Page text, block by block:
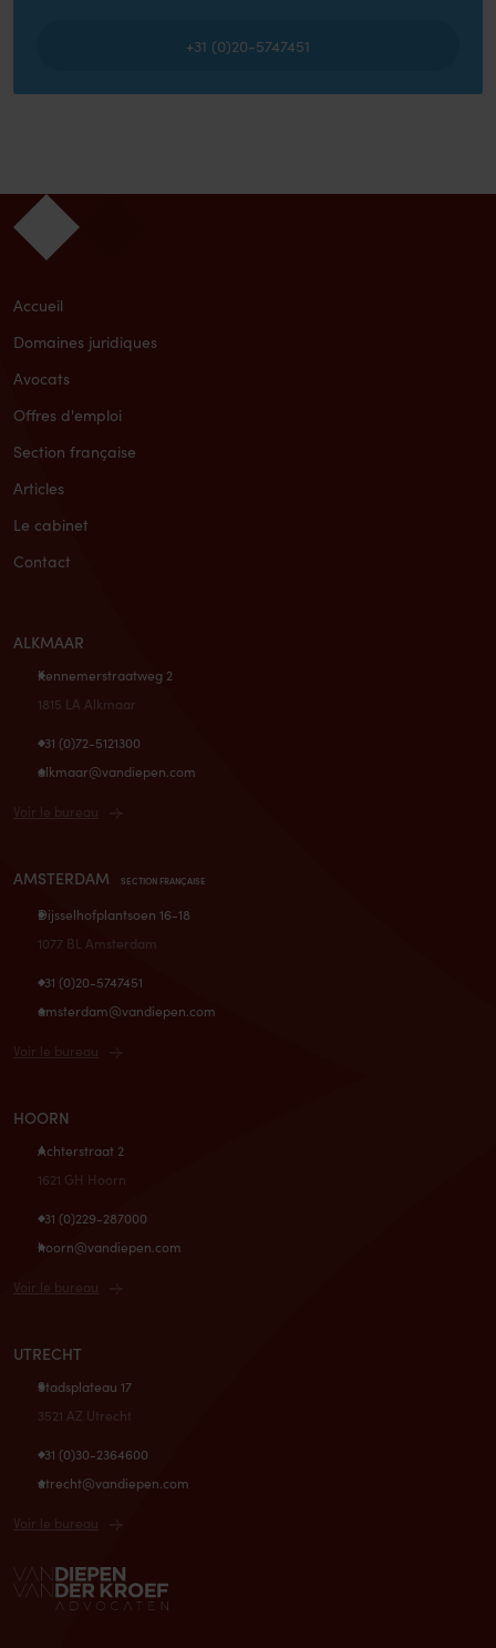
+31 (0)20-5747451
Accueil
Domaines juridiques
Avocats
Offres d'emploi
Section française
Articles
Le cabinet
Contact
ALKMAAR
Kennemerstraatweg 2
1815 LA Alkmaar
+31 (0)72-5121300
alkmaar@vandiepen.com
Voir le bureau
AMSTERDAM SECTION FRANÇAISE
Dijsselhofplantsoen 16-18
1077 BL Amsterdam
+31 (0)20-5747451
amsterdam@vandiepen.com
Voir le bureau
HOORN
Achterstraat 2
1621 GH Hoorn
+31 (0)229-287000
hoorn@vandiepen.com
Voir le bureau
UTRECHT
Stadsplateau 17
3521 AZ Utrecht
+31 (0)30-2364600
utrecht@vandiepen.com
Voir le bureau